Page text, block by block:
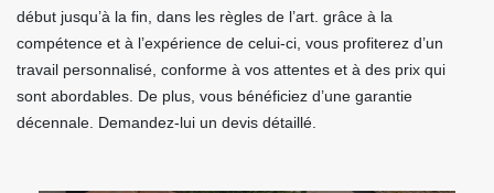
début jusqu’à la fin, dans les règles de l’art. grâce à la
compétence et à l’expérience de celui-ci, vous profiterez d’un
travail personnalisé, conforme à vos attentes et à des prix qui
sont abordables. De plus, vous bénéficiez d’une garantie
décennale. Demandez-lui un devis détaillé.